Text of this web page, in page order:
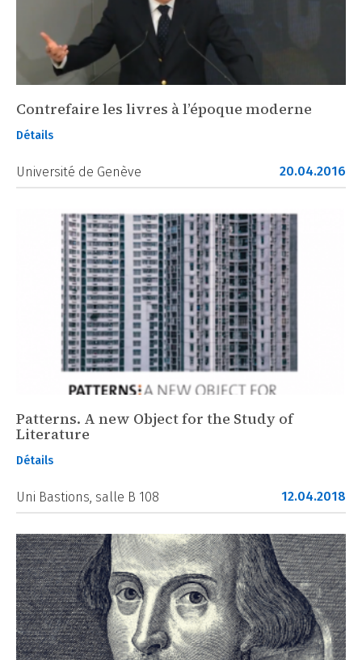
Contrefaire les livres à l’époque moderne
Détails
Université de Genève 20.04.2016
Patterns. A new Object for the Study of
Literature
Détails
Uni Bastions, salle B 108 12.04.2018